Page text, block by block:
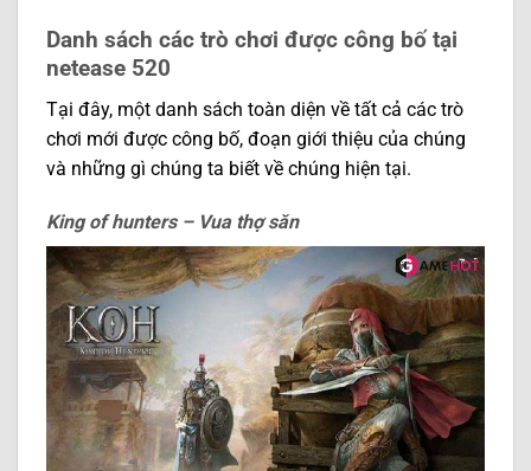
Danh sách các trò chơi được công bố tại
netease 520
Tại đây, một danh sách toàn diện về tất cả các trò
chơi mới được công bố, đoạn giới thiệu của chúng
và những gì chúng ta biết về chúng hiện tại.
King of hunters – Vua thợ săn